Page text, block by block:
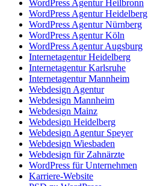
WordPress Agentur Heilbronn
WordPress Agentur Heidelberg
WordPress Agentur Nürnberg
WordPress Agentur Köln
WordPress Agentur Augsburg
Internetagentur Heidelberg
Internetagentur Karlsruhe
Internetagentur Mannheim
Webdesign Agentur
Webdesign Mannheim
Webdesign Mainz
Webdesign Heidelberg
Webdesign Agentur Speyer
Webdesign Wiesbaden
Webdesign für Zahnärzte
WordPress für Unternehmen
Karriere-Website